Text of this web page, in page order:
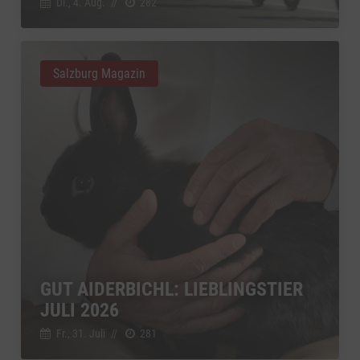
GUT AIDERBICHL: LIEBLINGSTIER
JULI 2026
Fr., 31. Juli // 281
Salzburg Magazin